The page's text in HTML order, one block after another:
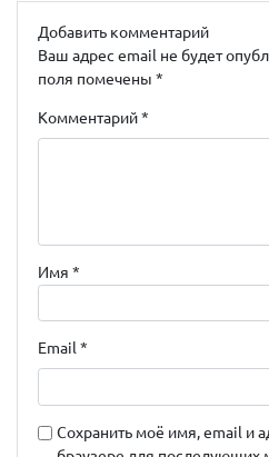
Добавить комментарий
Ваш адрес email не будет
поля помечены *
Комментарий*
Имя *
Email*
Сохранить моё имя, email и